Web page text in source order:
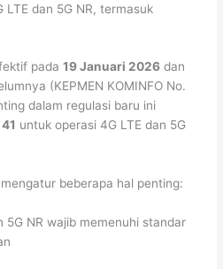
dan 5G NR, termasuk
pada19 Januari 2026 dan
(KEPMEN KOMINFO No.
dalam regulasi baru ini
untuk operasi 4G LTE dan 5G
beberapa hal penting:
5G NR wajib memenuhi standar